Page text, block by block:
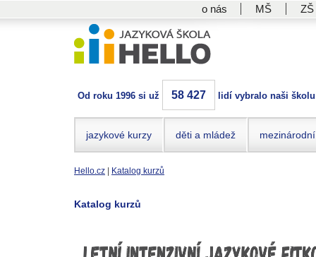
o nás MŠ ZŠ
Od roku 1996 si už 58 427 lidí vybralo naši
jazykové kurzy děti a mládež
Hello.cz Katalog kurzů
Katalog kurzů